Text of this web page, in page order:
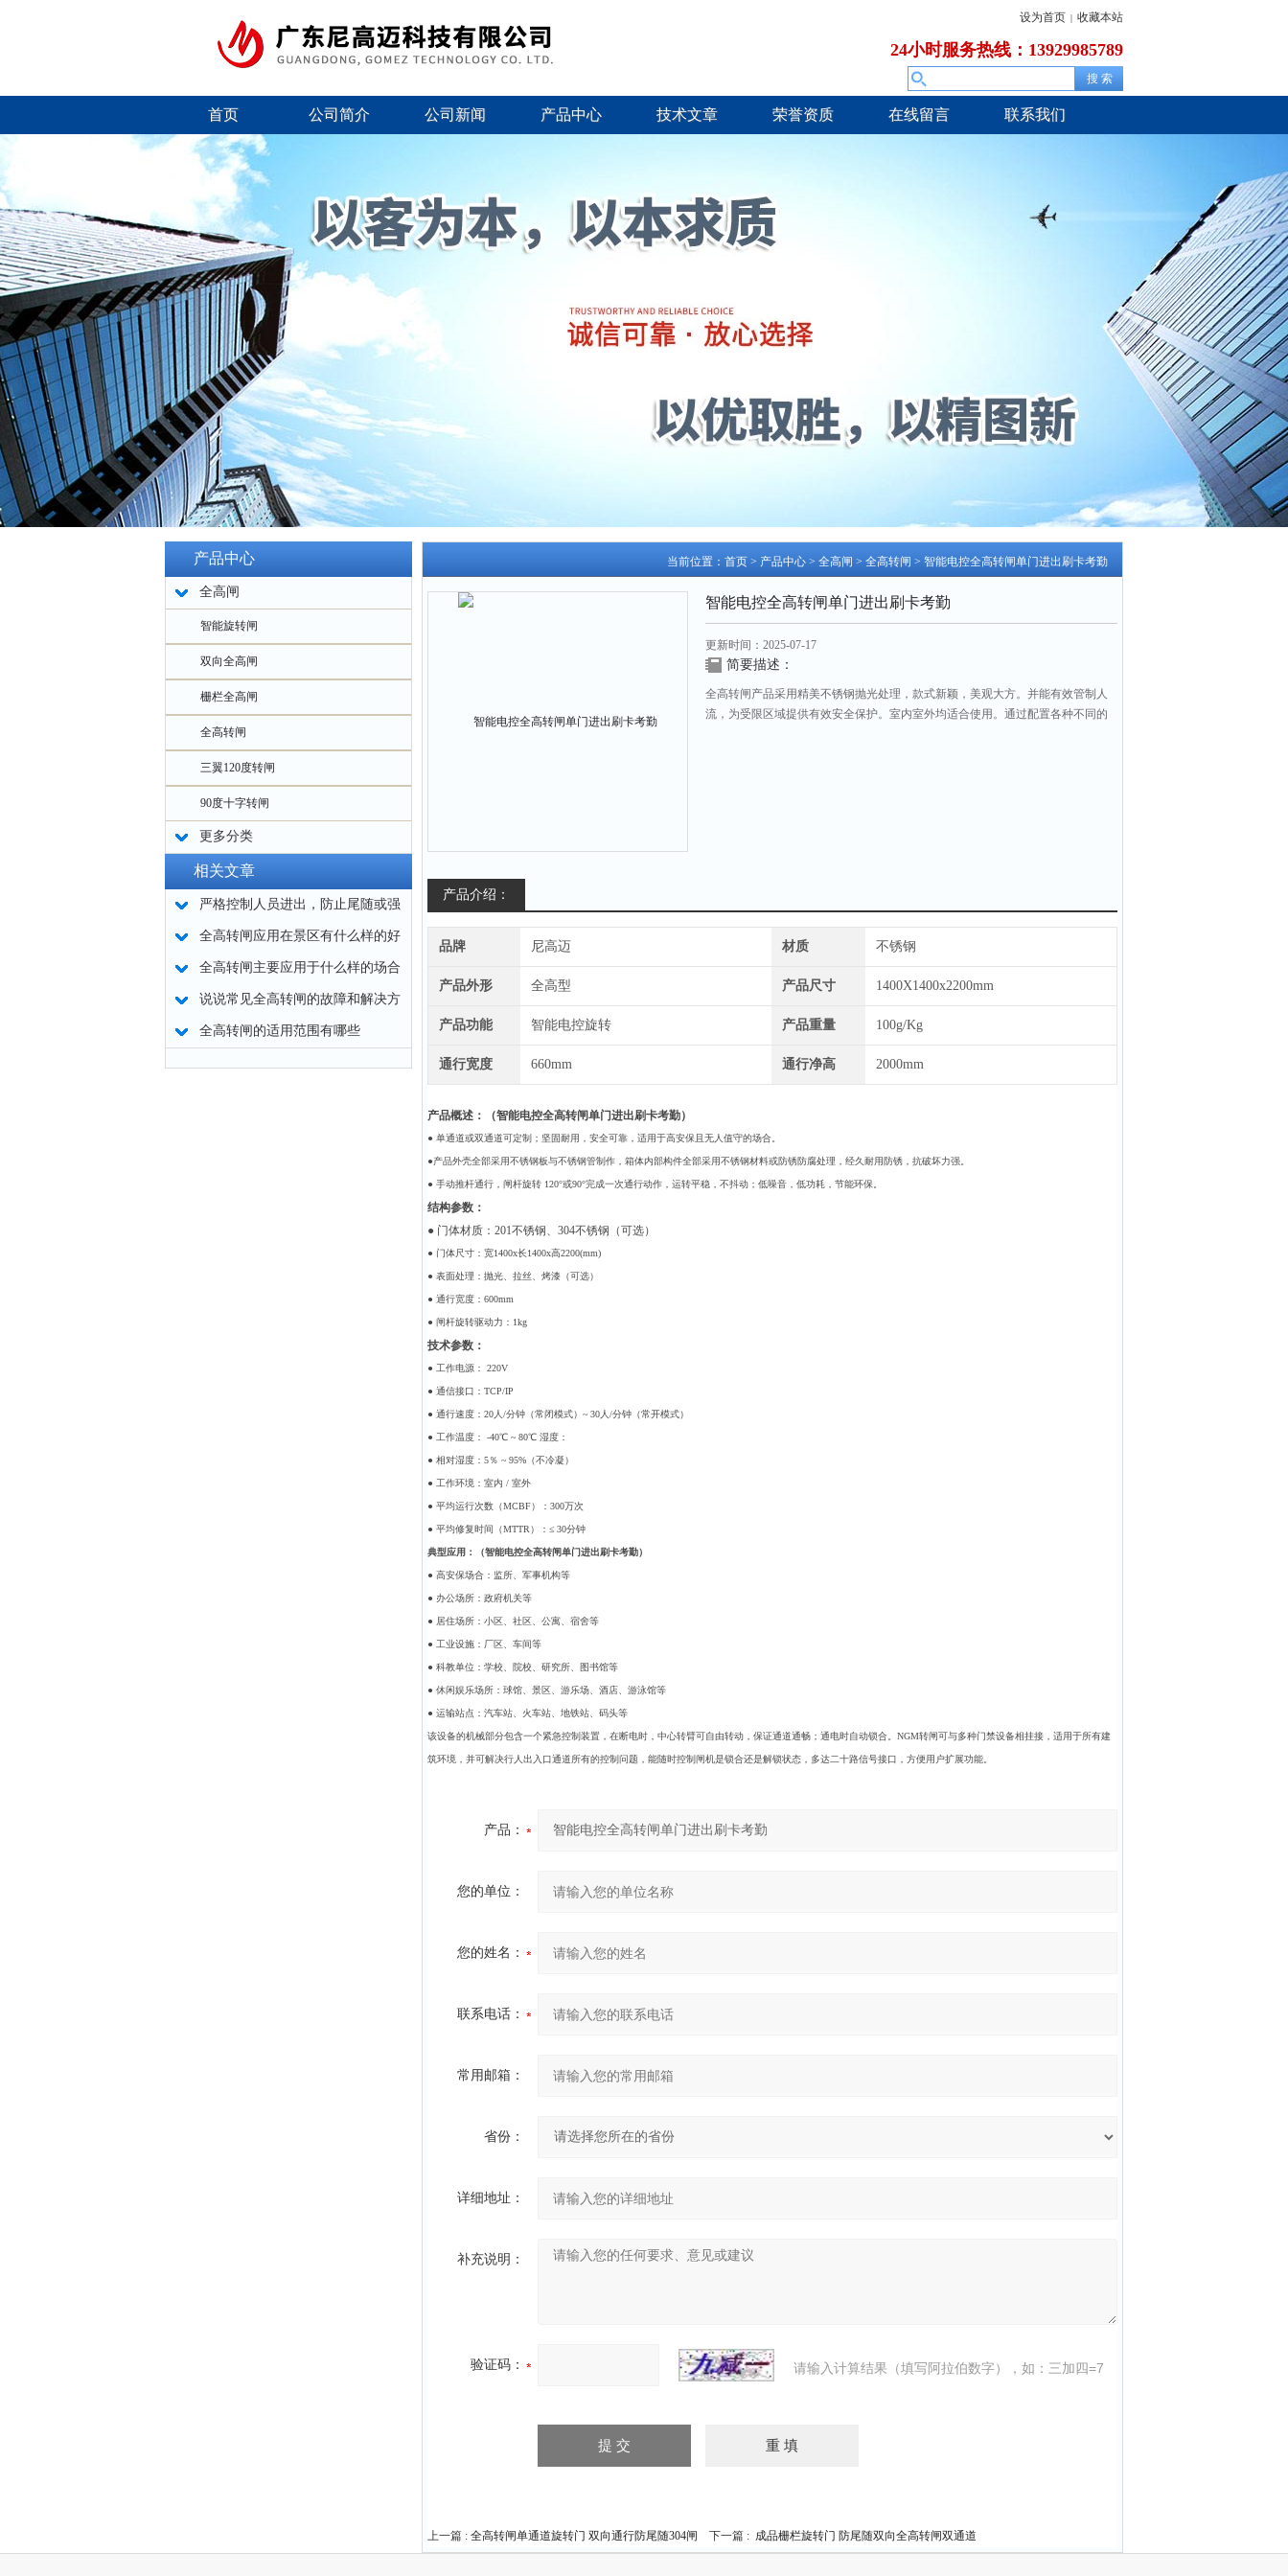
设为首页 | 收藏本站
24小时服务热线：13929985789
首页 公司简介 公司新闻 产品中心 技术文章 荣誉资质 在线留言 联系我们
产品中心
全高闸
智能旋转闸
双向全高闸
栅栏全高闸
全高转闸
三翼120度转闸
90度十字转闸
更多分类
相关文章
严格控制人员进出，防止尾随或强
行闯入 -- 全高转闸选购要点
全高转闸应用在景区有什么样的好
处
全高转闸主要应用于什么样的场合
呢?
说说常见全高转闸的故障和解决方
法
全高转闸的适用范围有哪些
当前位置： 首页 > 产品中心 > 全高闸 > 全高转闸 > 智能电控全高转闸单门进出刷卡考勤
智能电控全高转闸单门进出刷卡考勤
更新时间：2025-07-17
简要描述：
全高转闸产品采用精美不锈钢抛光处理，款式新颖，美观大方。并能有效管制人
流，为受限区域提供有效安全保护。室内室外均适合使用。通过配置各种不同的
产品介绍：
品牌 尼高迈 材质 不锈钢
产品外形 全高型 产品尺寸 1400X1400x2200mm
产品功能 智能电控旋转 产品重量 100g/Kg
通行宽度 660mm 通行净高 2000mm
产品概述：（智能电控全高转闸单门进出刷卡考勤）
● 单通道或双通道可定制；坚固耐用，安全可靠，适用于高安保且无人值守的场合。
●产品外壳全部采用不锈钢板与不锈钢管制作，箱体内部构件全部采用不锈钢材料或防锈防腐处理，经久耐用防锈，抗破坏力强。
● 手动推杆通行，闸杆旋转 120°或90°完成一次通行动作，运转平稳，不抖动；低噪音，低功耗，节能环保。
结构参数：
● 门体材质：201不锈钢、304不锈钢（可选）
● 门体尺寸：宽1400x长1400x高2200(mm)
● 表面处理：抛光、拉丝、烤漆（可选）
● 通行宽度：600mm
● 闸杆旋转驱动力：1kg
技术参数：
● 工作电源： 220V
● 通信接口：TCP/IP
● 通行速度：20人/分钟（常闭模式）~ 30人/分钟（常开模式）
● 工作温度： -40℃ ~ 80℃ 湿度：
● 相对湿度：5％ ~ 95%（不冷凝）
● 工作环境：室内 / 室外
● 平均运行次数（MCBF）：300万次
● 平均修复时间（MTTR）：≤ 30分钟
典型应用：（智能电控全高转闸单门进出刷卡考勤）
● 高安保场合：监所、军事机构等
● 办公场所：政府机关等
● 居住场所：小区、社区、公寓、宿舍等
● 工业设施：厂区、车间等
● 科教单位：学校、院校、研究所、图书馆等
● 休闲娱乐场所：球馆、景区、游乐场、酒店、游泳馆等
● 运输站点：汽车站、火车站、地铁站、码头等
该设备的机械部分包含一个紧急控制装置，在断电时，中心转臂可自由转动，保证通道通畅；通电时自动锁合。NGM转闸可与多种门禁设备相挂接，适用于所有建
筑环境，并可解决行人出入口通道所有的控制问题，能随时控制闸机是锁合还是解锁状态，多达二十路信号接口，方便用户扩展功能。
产品：
您的单位：
您的姓名：
联系电话：
常用邮箱：
省份：
详细地址：
补充说明：
验证码： 请输入计算结果（填写阿拉伯数字），如：三加四=7
上一篇 : 全高转闸单通道旋转门 双向通行防尾随304闸 下一篇 : 成品栅栏旋转门 防尾随双向全高转闸双通道